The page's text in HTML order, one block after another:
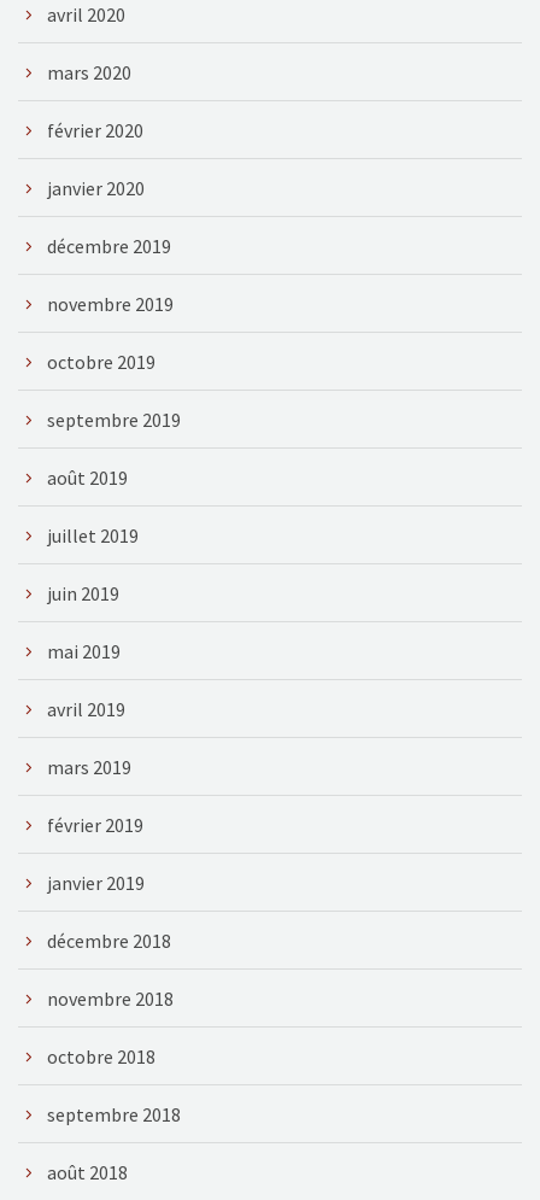
avril 2020
mars 2020
février 2020
janvier 2020
décembre 2019
novembre 2019
octobre 2019
septembre 2019
août 2019
juillet 2019
juin 2019
mai 2019
avril 2019
mars 2019
février 2019
janvier 2019
décembre 2018
novembre 2018
octobre 2018
septembre 2018
août 2018